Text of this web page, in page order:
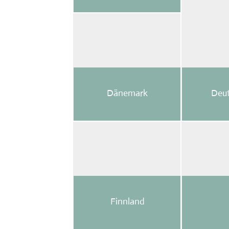
Dänemark
Finnland